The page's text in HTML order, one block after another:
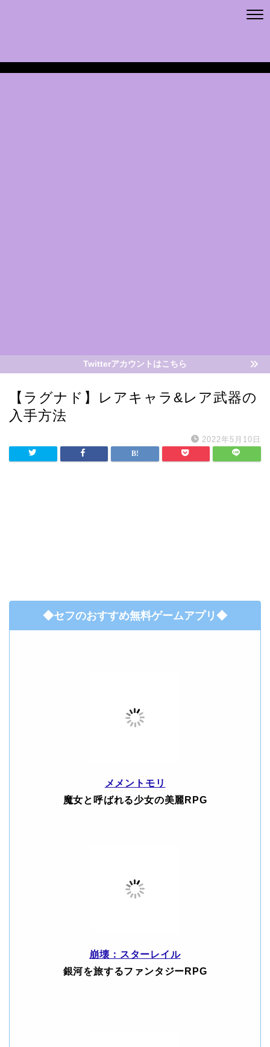
Twitterアカウントはこちら
【ラグナド】レアキャラ&レア武器の
入手方法
2022年5月10日
◆セフのおすすめ無料ゲームアプリ◆
メメントモリ
魔女と呼ばれる少女の美麗RPG
崩壊：スターレイル
銀河を旅するファンタジーRPG